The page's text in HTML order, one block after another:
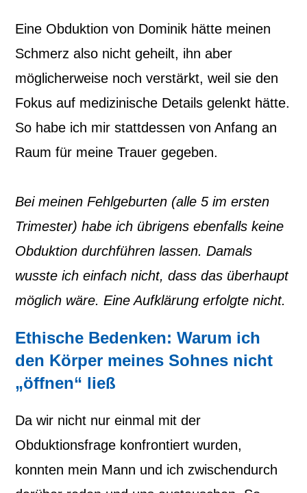
Eine Obduktion von Dominik hätte meinen
Schmerz also nicht geheilt, ihn aber
möglicherweise noch verstärkt, weil sie den
Fokus auf medizinische Details gelenkt hätte.
So habe ich mir stattdessen von Anfang an
Raum für meine Trauer gegeben.
Bei meinen Fehlgeburten (alle 5 im ersten
Trimester) habe ich übrigens ebenfalls keine
Obduktion durchführen lassen. Damals
wusste ich einfach nicht, dass das überhaupt
möglich wäre. Eine Aufklärung erfolgte nicht.
Ethische Bedenken: Warum ich
den Körper meines Sohnes nicht
„öffnen“ ließ
Da wir nicht nur einmal mit der
Obduktionsfrage konfrontiert wurden,
konnten mein Mann und ich zwischendurch